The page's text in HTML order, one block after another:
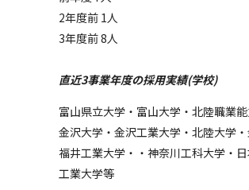
2年度前 1人
3年度前 8人
直近3事業年度の採用実績(学校)
富山県立大学・富山大学・北陸職業
金沢大学・金沢工業大学・北陸大学・
福井工業大学・・神奈川工科大学・
工業大学等